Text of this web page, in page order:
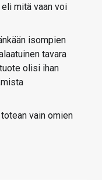
mitä vaan voi
isompien
tavara
olisi ihan
vain omien